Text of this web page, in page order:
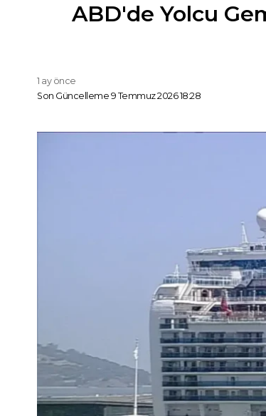
ABD'de Yolcu
Son Güncelleme 9 Temmuz 2026 18:28
1 ay önce